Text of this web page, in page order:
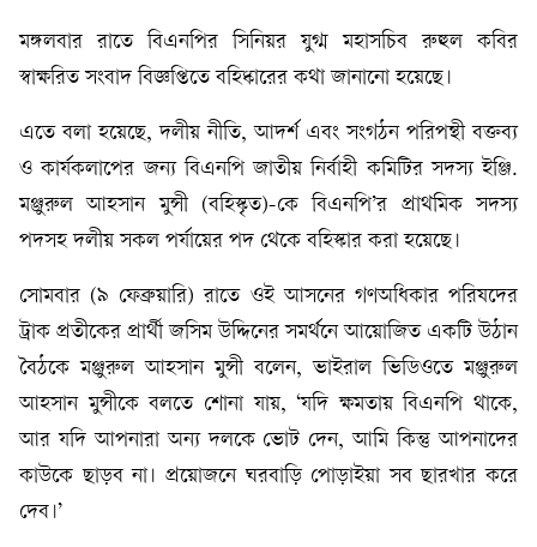
মঙ্গলবার রাতে বিএনপির সিনিয়র যুগ্ম মহাসচিব রুহুল কবির
স্বাক্ষরিত সংবাদ বিজ্ঞপ্তিতে বহিষ্কারের কথা জানানো হয়েছে।
এতে বলা হয়েছে, দলীয় নীতি, আদর্শ এবং সংগঠন পরিপন্থী বক্তব্য
ও কার্যকলাপের জন্য বিএনপি জাতীয় নির্বাহী কমিটির সদস্য ইঞ্জি.
মঞ্জুরুল আহসান মুন্সী (বহিস্কৃত)-কে বিএনপি’র প্রাথমিক সদস্য
পদসহ দলীয় সকল পর্যায়ের পদ থেকে বহিস্কার করা হয়েছে।
সোমবার (৯ ফেব্রুয়ারি) রাতে ওই আসনের গণঅধিকার পরিষদের
ট্রাক প্রতীকের প্রার্থী জসিম উদ্দিনের সমর্থনে আয়োজিত একটি উঠান
বৈঠকে মঞ্জুরুল আহসান মুন্সী বলেন, ভাইরাল ভিডিওতে মঞ্জুরুল
আহসান মুন্সীকে বলতে শোনা যায়, ‘যদি ক্ষমতায় বিএনপি থাকে,
আর যদি আপনারা অন্য দলকে ভোট দেন, আমি কিন্তু আপনাদের
কাউকে ছাড়ব না। প্রয়োজনে ঘরবাড়ি পোড়াইয়া সব ছারখার করে
দেব।’